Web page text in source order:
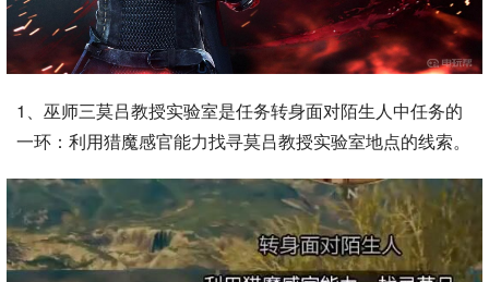
1、巫师三莫吕教授实验室是任务转身面对陌生人中任务的
一环：利用猎魔感官能力找寻莫吕教授实验室地点的线索。